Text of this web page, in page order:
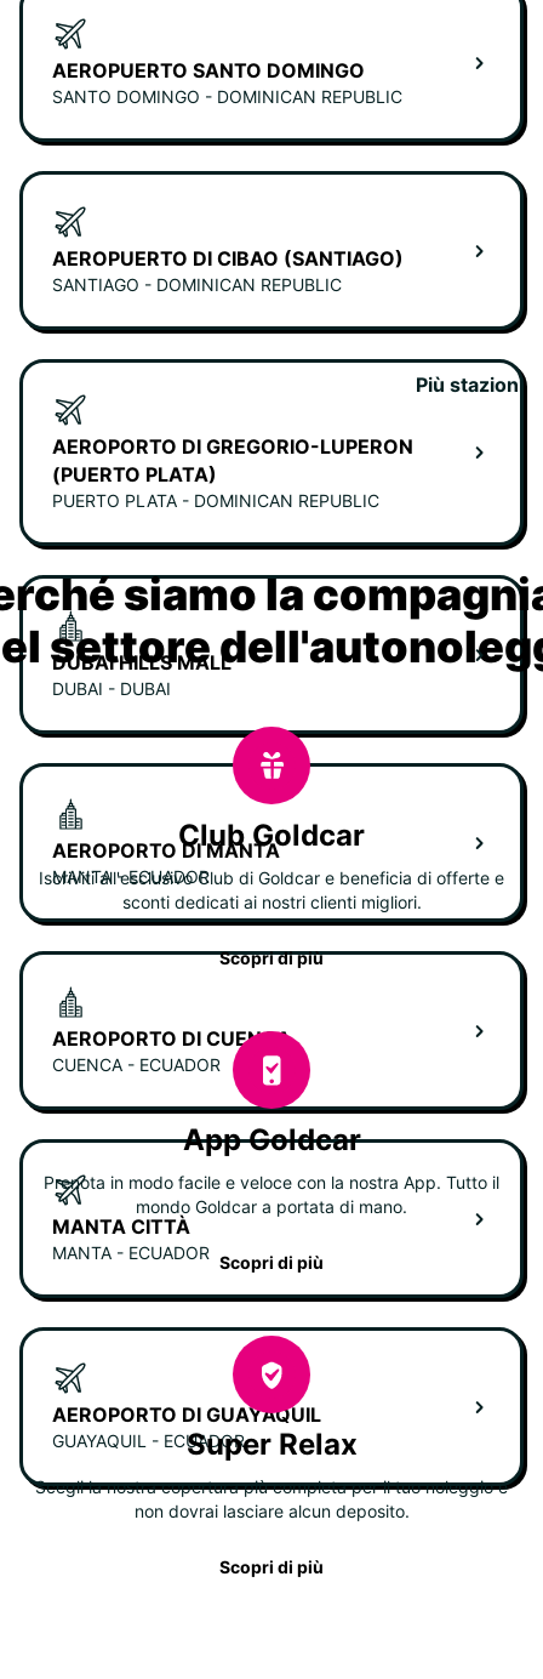
AEROPUERTO SANTO DOMINGO
SANTO DOMINGO - DOMINICAN REPUBLIC
AEROPUERTO DI CIBAO (SANTIAGO)
SANTIAGO - DOMINICAN REPUBLIC
AEROPORTO DI GREGORIO-LUPERON
(PUERTO PLATA)
PUERTO PLATA - DOMINICAN REPUBLIC
DUBAI HILLS MALL
DUBAI - DUBAI
AEROPORTO DI MANTA
MANTA - ECUADOR
AEROPORTO DI CUENCA
CUENCA - ECUADOR
MANTA CITTÀ
MANTA - ECUADOR
AEROPORTO DI GUAYAQUIL
GUAYAQUIL - ECUADOR
Più stazioni
siamo la
settore
Club Goldcar
Iscriviti all'esclusivo Club di Goldcar e beneficia di offerte e
sconti dedicati ai nostri clienti migliori.
Scopri di più
App Goldcar
Prenota in modo facile e veloce con la nostra App. Tutto il
mondo Goldcar a portata di mano.
Scopri di più
Super Relax
Scegli la nostra copertura più completa per il tuo noleggio e
non dovrai lasciare alcun deposito.
Scopri di più